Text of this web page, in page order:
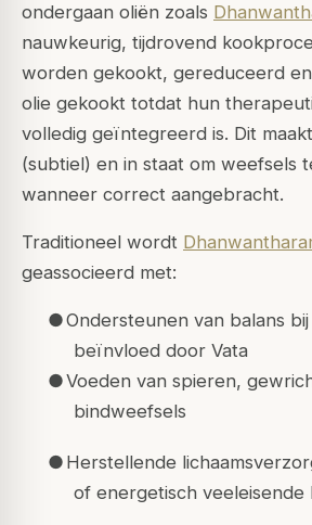
ondergaan oliën zoals
nauwkeurig, tijdrovend
worden gekookt, gereduceerd
olie gekookt totdat hun
volledig geïntegreerd is. Dit
(subtiel) en in staat om weefsels
wanneer correct aangebracht.
Traditioneel wordt
geassocieerd met:
●Ondersteunen van balans
beïnvloed door Vata
●Voeden van spieren,
bindweefsels
● Herstellende
of energetisch veeleisende